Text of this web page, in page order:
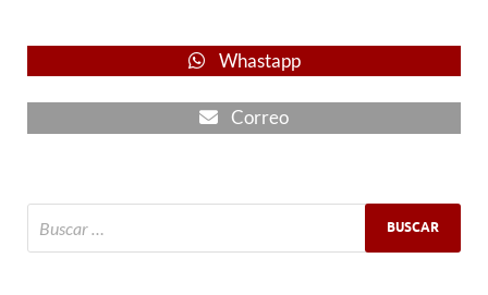
Whastapp
Correo